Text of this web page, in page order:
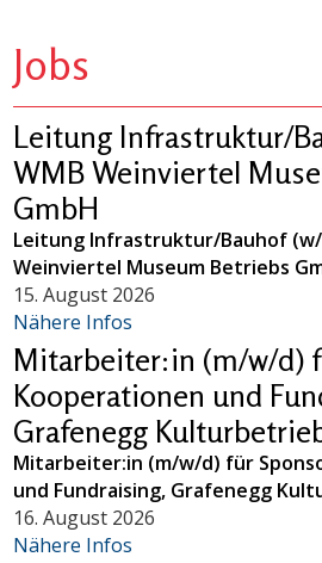
Jobs
Leitung Infrastruktur/
WMB Weinviertel
GmbH
Leitung Infrastruktur/Bauhof (w/
Weinviertel Museum Betriebs
15. August 2026
Nähere Infos
Mitarbeiter:in (m/w/d)
Kooperationen und
Grafenegg
Mitarbeiter:in (m/w/d) für
und Fundraising, Grafenegg
16. August 2026
Nähere Infos